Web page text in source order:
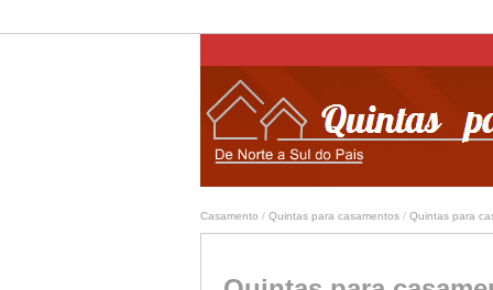
Casamento / Quintas para casamentos / Quintas para